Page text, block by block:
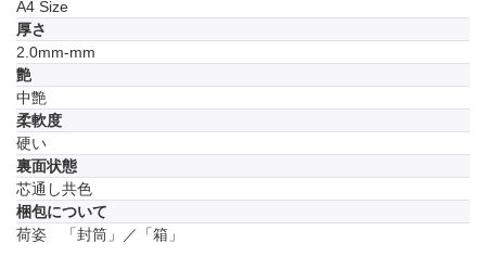
A4 Size
厚さ
2.0mm-mm
艶
中艶
柔軟度
硬い
裏面状態
芯通し共色
梱包について
荷姿 「封筒」／「箱」